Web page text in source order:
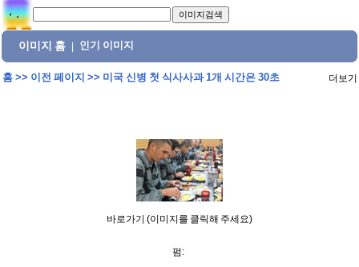
이미지 홈 인기 이미지
홈>> 이전 페이지 >> 미국 신병 첫 식사사과 1개 시간은 30초 더보기
바로가기 (이미지를 클릭해 주세요)
펌: